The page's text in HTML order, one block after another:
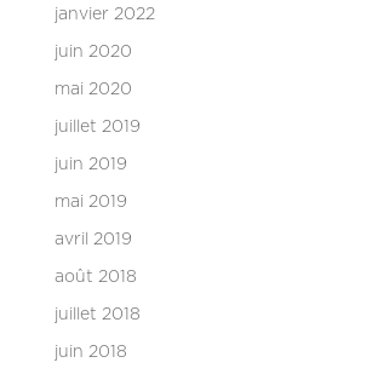
janvier 2022
juin 2020
mai 2020
juillet 2019
juin 2019
mai 2019
avril 2019
août 2018
juillet 2018
juin 2018